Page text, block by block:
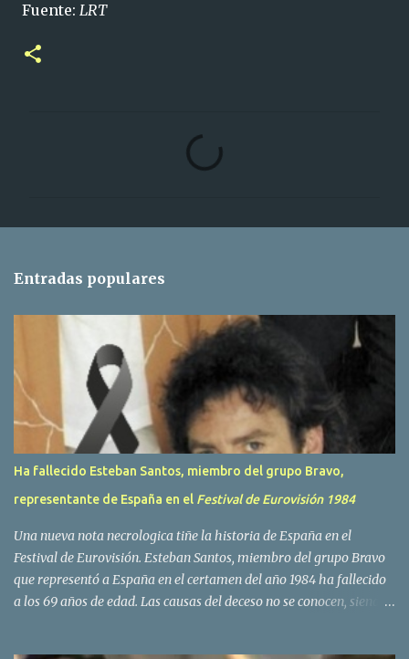
Fuente: LRT
r
s
Entradas populares
Ha fallecido Esteban Santos, miembro del grupo Bravo,
representante de España en el Festival de Eurovisión 1984
Una nueva nota necrologica tiñe la historia de España en el
Festival de Eurovisión. Esteban Santos, miembro del grupo Bravo
que representó a España en el certamen del año 1984 ha fallecido
a los 69 años de edad. Las causas del deceso no se conocen, siendo